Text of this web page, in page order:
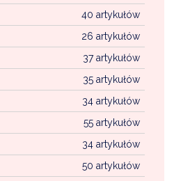
40 artykułów
26 artykułów
37 artykułów
35 artykułów
34 artykułów
55 artykułów
34 artykułów
50 artykułów